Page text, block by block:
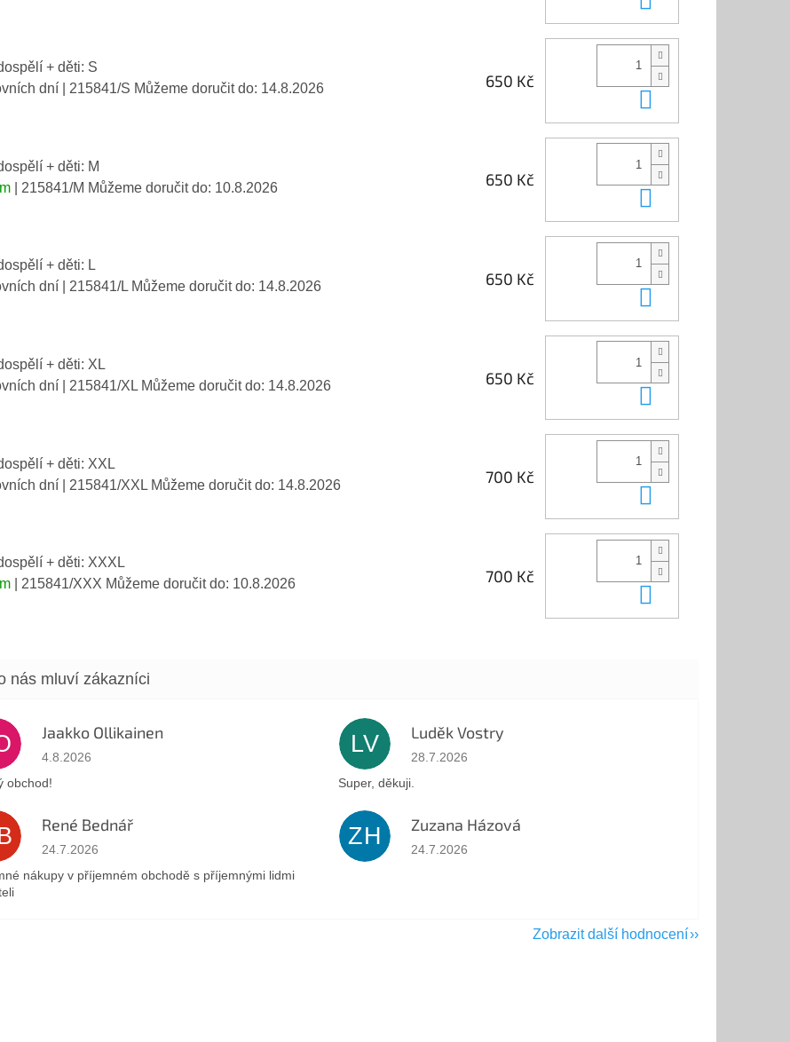
+ děti: S
dní
| 215841/S Můžeme doručit do: 14.8.2026 650 Kč
+ děti: M
| 215841/M Můžeme doručit do: 10.8.2026 650 Kč
+ děti: L
dní
| 215841/L Můžeme doručit do: 14.8.2026 650 Kč
+ děti: XL
dní
| 215841/XL Můžeme doručit do: 14.8.2026 650 Kč
+ děti: XXL
dní
| 215841/XXL Můžeme doručit do: 14.8.2026 700 Kč
+ děti: XXXL
| 215841/XXX Můžeme doručit do: 10.8.2026 700 Kč
Jaakko Ollikainen
Hodnocení obchodu je 5 z 5 hvězdiček.
4.8.2026
obchod!
LV Luděk Vostry
Hodnocení obchodu je 5 z 5 hvězdiček.
28.7.2026
Super, děkuji.
René Bednář
Hodnocení obchodu je 5 z 5 hvězdiček.
24.7.2026
nákupy v příjemném obchodě s příjemnými lidmi
ZH Zuzana Házová
Hodnocení obchodu je 5 z 5 hvězdiček.
24.7.2026
Zobrazit další hodnocení